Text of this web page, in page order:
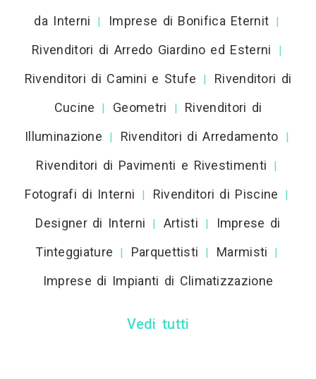
da Interni
| Imprese di Bonifica Eternit |
Rivenditori di Arredo Giardino ed Esterni |
Rivenditori di Camini e Stufe |
Rivenditori di
Cucine
| Geometri |
Rivenditori di
Illuminazione
| Rivenditori di Arredamento |
Rivenditori di Pavimenti e Rivestimenti |
Fotografi di Interni | Rivenditori di Piscine |
Designer di Interni | Artisti |
Imprese di
Tinteggiature
| Parquettisti | Marmisti |
Imprese di Impianti di Climatizzazione
Vedi tutti